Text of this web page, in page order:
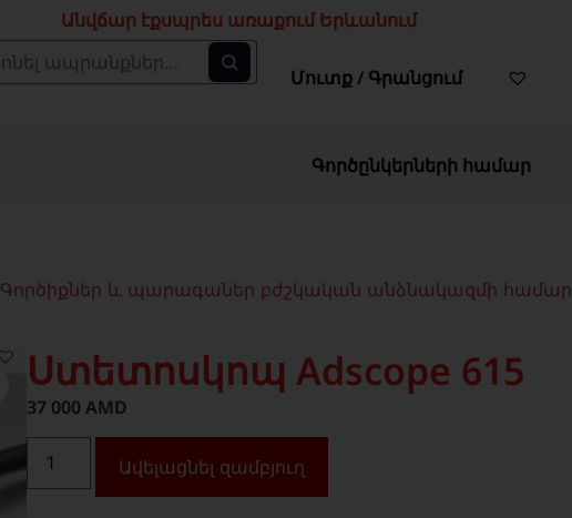
Անվճար էքսպրես առաքում Երևանում
Մուտք / Գրանցում
Գործընկերների համար
Գործիքներ և պարագաներ բժշկական անձնակազմի համար
Ստետոսկոպ Adscope 615
37 000AMD
Ավելացնել զամբյուղ